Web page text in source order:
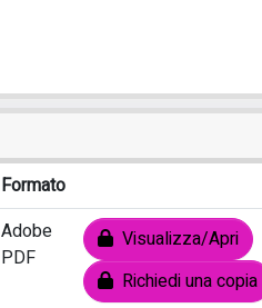
Formato
Adobe
PDF
Visualizza/Apri
Richiedi una copia